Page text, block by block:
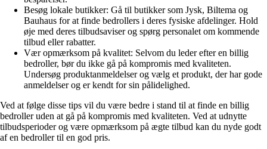
Besøg lokale butikker: Gå til butikker som Jysk, Biltema og
Bauhaus for at finde bedrollers i deres fysiske afdelinger. Hold
øje med deres tilbudsaviser og spørg personalet om kommende
tilbud eller rabatter.
Vær opmærksom på kvalitet: Selvom du leder efter en billig
bedroller, bør du ikke gå på kompromis med kvaliteten.
Undersøg produktanmeldelser og vælg et produkt, der har gode
anmeldelser og er kendt for sin pålidelighed.
Ved at følge disse tips vil du være bedre i stand til at finde en billig
bedroller uden at gå på kompromis med kvaliteten. Ved at udnytte
tilbudsperioder og være opmærksom på ægte tilbud kan du nyde godt
af en bedroller til en god pris.